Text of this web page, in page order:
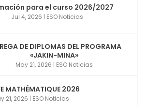
para el curso 2026/2027
Jul 4, 2026 | ESO Noticias
DE DIPLOMAS DEL PROGRAMA
«JAKIN-MINA»
May 21, 2026 | ESO Noticias
MATHÉMATIQUE 2026
21, 2026 | ESO Noticias